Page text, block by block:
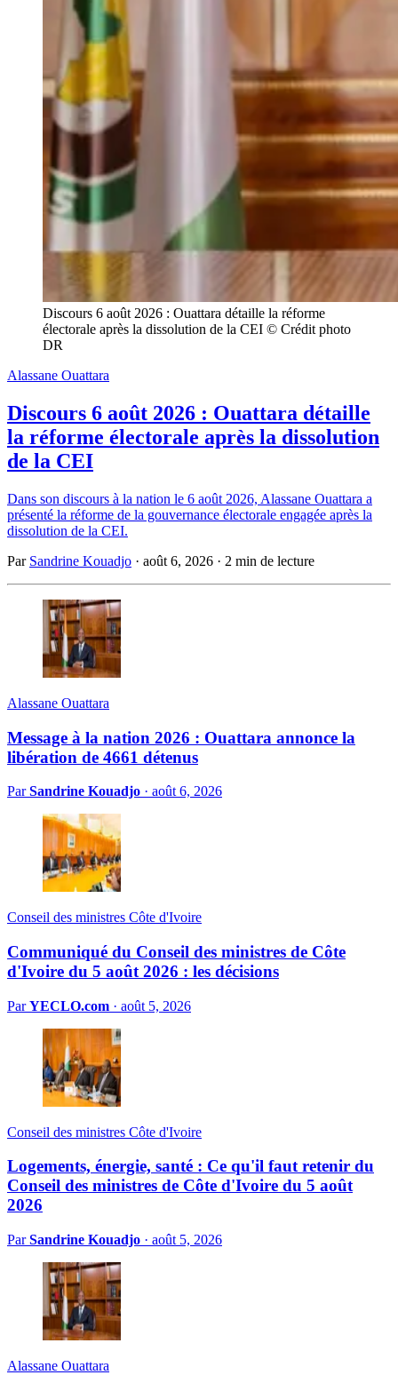
Discours 6 août 2026 : Ouattara détaille la réforme
électorale après la dissolution de la CEI © Crédit photo
DR
Alassane Ouattara
Discours 6 août 2026 : Ouattara détaille
la réforme électorale après la dissolution
de la CEI
Dans son discours à la nation le 6 août 2026, Alassane Ouattara a
présenté la réforme de la gouvernance électorale engagée après la
dissolution de la CEI.
Par Sandrine Kouadjo · août 6, 2026 · 2 min de lecture
Alassane Ouattara
Message à la nation 2026 : Ouattara annonce la
libération de 4661 détenus
ParSandrine Kouadjo · août 6, 2026
Conseil des ministres Côte d'Ivoire
Communiqué du Conseil des ministres de Côte
d'Ivoire du 5 août 2026 : les décisions
ParYECLO.com · août 5, 2026
Conseil des ministres Côte d'Ivoire
Logements, énergie, santé : Ce qu'il faut retenir du
Conseil des ministres de Côte d'Ivoire du 5 août
2026
ParSandrine Kouadjo · août 5, 2026
Alassane Ouattara